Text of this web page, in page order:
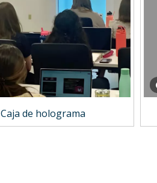
Caja de holograma